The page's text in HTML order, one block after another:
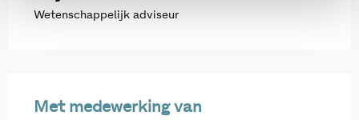
Wetenschappelijk adviseur
Met medewerking van